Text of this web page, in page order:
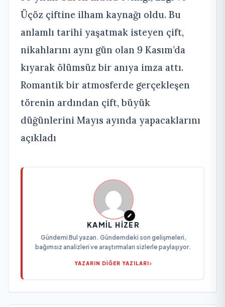
Üçöz çiftine ilham kaynağı oldu. Bu
anlamlı tarihi yaşatmak isteyen çift,
nikahlarını aynı gün olan 9 Kasım’da
kıyarak ölümsüz bir anıya imza attı.
Romantik bir atmosferde gerçekleşen
törenin ardından çift, büyük
düğünlerini Mayıs ayında yapacaklarını
açıkladı
KAMIL HIZER
Gündemi Bul yazarı. Gündemdeki son gelişmeleri,
bağımsız analizleri ve araştırmaları sizlerle paylaşıyor.
YAZARIN DİĞER YAZILARI